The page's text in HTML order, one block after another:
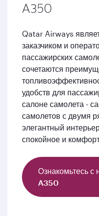
A350
Qatar Airways
заказчиком и
пассажирских
сочетаются
удобств для
салоне самолета -
самолетов с двумя
элегантный
спокойное и
Ознакомьтесь
A350